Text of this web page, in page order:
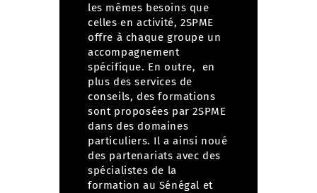
les mêmes besoins que
celles en activité, 2SPME
offre à chaque groupe un
accompagnement
spécifique. En outre, en
plus des services de
conseils, des formations
sont proposées par 2SPME
dans des domaines
particuliers. Il a ainsi noué
des partenariats avec des
spécialistes de la
formation au Sénégal et